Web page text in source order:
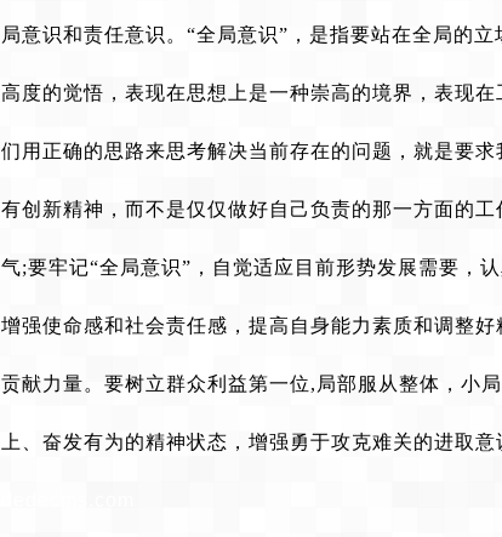
局意识和责任意识。“全局意识”，是指要站在全局的
高度的觉悟，表现在思想上是一种崇高的境界，表现
们用正确的思路来思考解决当前存在的问题，就是要求
有创新精神，而不是仅仅做好自己负责的那一方面的
气;要牢记“全局意识”，自觉适应目前形势发展需要，
增强使命感和社会责任感，提高自身能力素质和调整好
贡献力量。要树立群众利益第一位,局部服从整体，小
上、奋发有为的精神状态，增强勇于攻克难关的进取意